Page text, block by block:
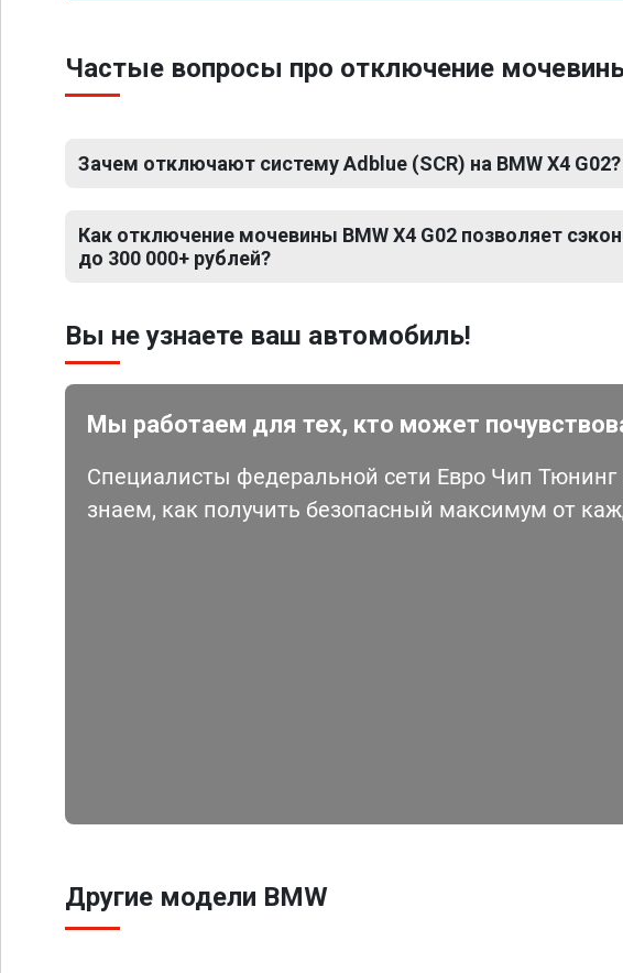
Частые вопросы про отключение
Зачем отключают систему Adblue (SCR) на BMW X4 G02?
Как отключение мочевины BMW X4 G02 позволяет
до 300 000+ рублей?
Вы не узнаете ваш автомобиль!
Мы работаем для тех, кто может
Специалисты федеральной сети Евро Чип
знаем, как получить безопасный максимум от
Другие модели BMW